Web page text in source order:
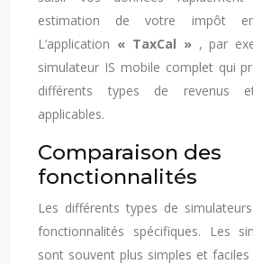
estimation de votre impôt
L’application « TaxCal » , par
simulateur IS mobile complet qui
différents types de revenus
applicables.
Comparaison des
fonctionnalités
Les différents types de
fonctionnalités spécifiques. Les
sont souvent plus simples et faciles